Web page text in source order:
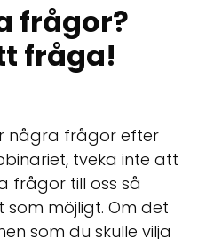
frågor?
fråga!
några frågor efter
tveka inte att
frågor till oss så
möjligt. Om det
som du skulle vilja